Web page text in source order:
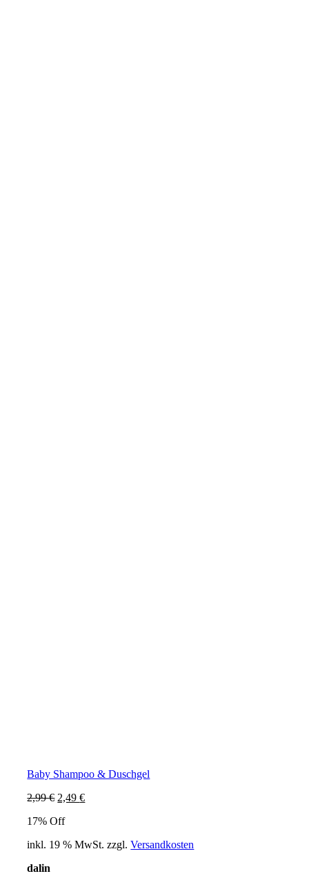
Baby Shampoo & Duschgel
2,99€ Ursprünglicher
war:
2,49€Aktueller
17% Off
inkl. 19 % MwSt. zzgl.Versandkosten
dalin